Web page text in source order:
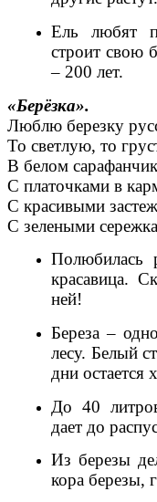
Ель любят
строит свою
– 200 лет.
«Берёзка».
Люблю березку
То светлую, то
В белом
С платочками в
С красивыми
С зелеными
Полюбилась
красавица.
ней!
Береза –
лесу. Белый
дни остается
До 40
дает до
Из березы
кора березы,